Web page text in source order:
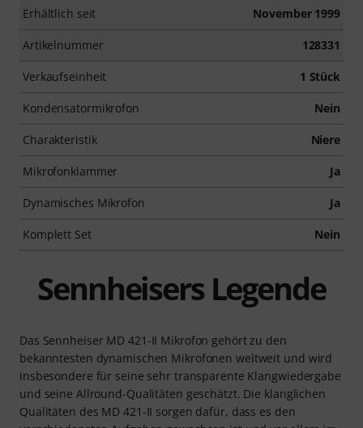
Erhältlich seit November 1999
Artikelnummer 128331
Verkaufseinheit 1 Stück
Kondensatormikrofon Nein
Charakteristik Niere
Mikrofonklammer Ja
Dynamisches Mikrofon Ja
Komplett Set Nein
Sennheisers Legende
Das Sennheiser MD 421-II Mikrofon gehört zu den
bekanntesten dynamischen Mikrofonen weltweit und wird
insbesondere für seine sehr transparente Klangwiedergabe
und seine Allround-Qualitäten geschätzt. Die klanglichen
Qualitäten des MD 421-II sorgen dafür, dass es den